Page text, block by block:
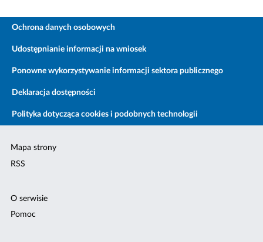
Ochrona danych osobowych
Udostępnianie informacji na wniosek
Ponowne wykorzystywanie informacji sektora publicznego
Deklaracja dostępności
Polityka dotycząca cookies i podobnych technologii
Mapa strony
RSS
O serwisie
Pomoc